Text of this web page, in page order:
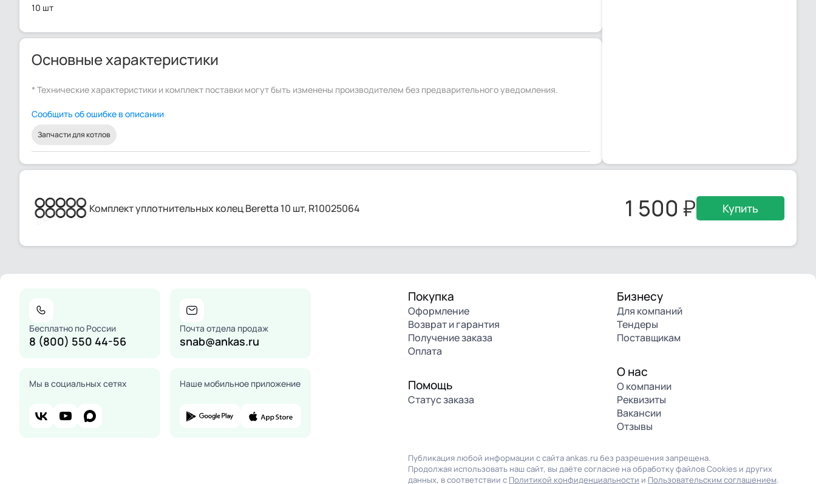
10 шт
Основные характеристики
* Технические характеристики и комплект поставки могут быть изменены производителем без предварительного уведомления.
Сообщить об ошибке в описании
Запчасти для котлов
Комплект уплотнительных колец Beretta 10 шт, R10025064 1 500 Купить
Бесплатно по России
8 (800) 550 44-56
Почта отдела продаж
snab@ankas.ru
Мы в социальных сетях Наше мобильное приложение
Покупка
Оформление
Возврат и гарантия
Получение заказа
Оплата
Помощь
Статус заказа
Бизнесу
Для компаний
Тендеры
Поставщикам
О нас
О компании
Реквизиты
Вакансии
Отзывы
Публикация любой информации с сайта ankas.ru без разрешения запрещена.
Продолжая использовать наш сайт, вы даёте согласие на обработку файлов Cookies и других
данных, в соответствии с Политикой конфиденциальности и Пользовательским соглашением.